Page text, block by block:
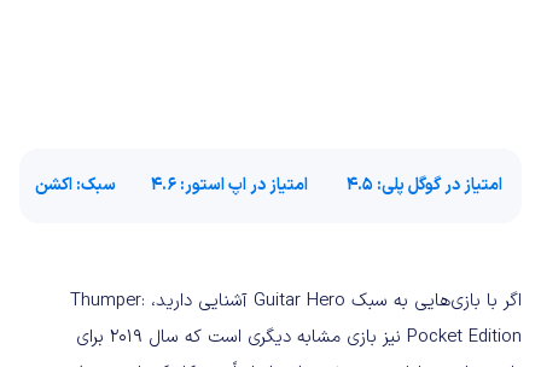
امتیاز در گوگل پلی: 4.5 امتیاز در اپ استور: سبک: اکشن
اگر با بازی‌هایی به سبک Guitar Hero آشنایی دارید، Thumper:
Pocket Edition نیز بازی مشابه دیگری است که سال 2019 برای